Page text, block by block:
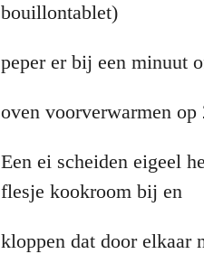
bouillontablet)
peper er bij een minuut
oven voorverwarmen
Een ei scheiden eigeel
flesje kookroom bij en
kloppen dat door elkaar